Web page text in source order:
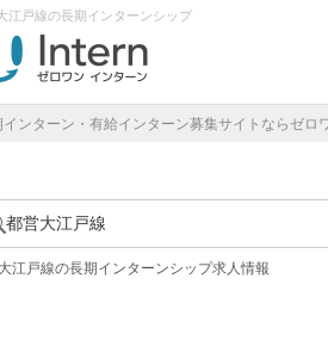
江戸線の長期インターンシップ
インターン・有給インターン募集サイトならゼロ
都営大江戸線
江戸線の長期インターンシップ求人情報